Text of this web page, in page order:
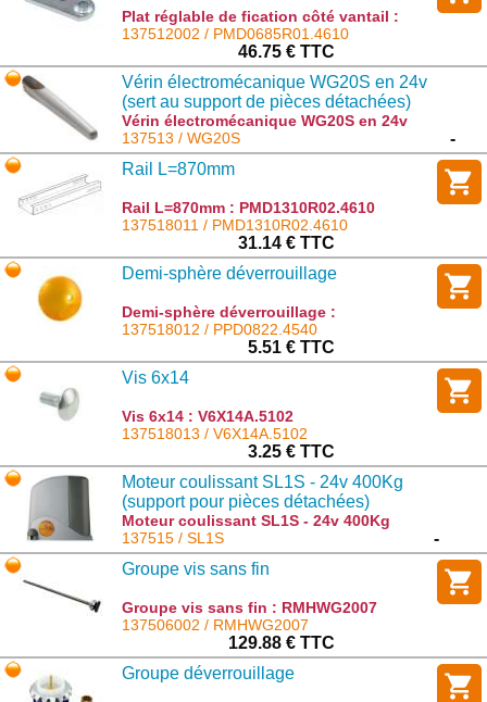
Plat réglable de fication côté vantail :
PMD0685R01.4610
137512002 / PMD0685R01.4610
46.75 € TTC
Vérin électromécanique WG20S en 24v
(sert au support de pièces détachées)
Vérin électromécanique WG20S en 24v
(sert au support de pièces détachées) :
WG20S
137513 / WG20S
-
Rail L=870mm
Rail L=870mm : PMD1310R02.4610
137518011 / PMD1310R02.4610
31.14 € TTC
Demi-sphère déverrouillage
Demi-sphère déverrouillage :
PPD0822.4540
137518012 / PPD0822.4540
5.51 € TTC
Vis 6x14
Vis 6x14 : V6X14A.5102
137518013 / V6X14A.5102
3.25 € TTC
Moteur coulissant SL1S - 24v 400Kg
(support pour pièces détachées)
Moteur coulissant SL1S - 24v 400Kg
(support pour pièces détachées) : SL1S
137515 / SL1S
-
Groupe vis sans fin
Groupe vis sans fin : RMHWG2007
137506002 / RMHWG2007
129.88 € TTC
Groupe déverrouillage